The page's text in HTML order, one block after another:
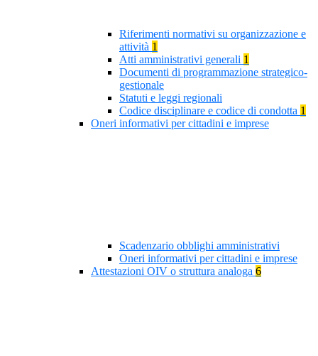
Riferimenti normativi su organizzazione e
attività 1
Atti amministrativi generali 1
Documenti di programmazione strategico-
gestionale
Statuti e leggi regionali
Codice disciplinare e codice di condotta 1
Oneri informativi per cittadini e imprese
Scadenzario obblighi amministrativi
Oneri informativi per cittadini e imprese
Attestazioni OIV o struttura analoga 6